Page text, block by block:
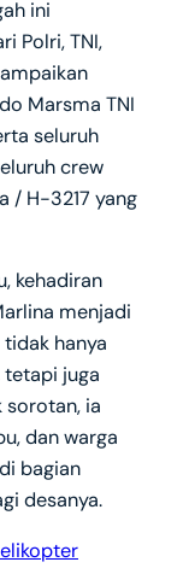
ini
Polri, TNI,
Marsma TNI
seluruh
crew
/ H-3217 yang
kehadiran
menjadi
hanya
juga
sorotan, ia
dan warga
bagian
desanya.